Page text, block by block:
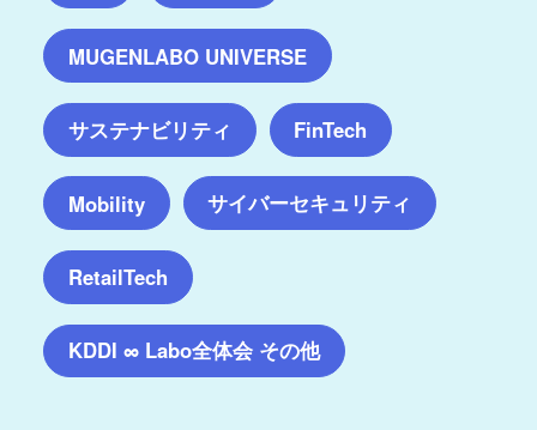
MUGENLABO UNIVERSE
サステナビリティ FinTech
Mobility サイバーセキュリティ
RetailTech
KDDI ∞ Labo全体会 その他